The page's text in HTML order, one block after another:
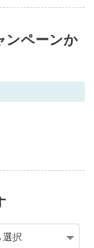
ンペーンか
選択